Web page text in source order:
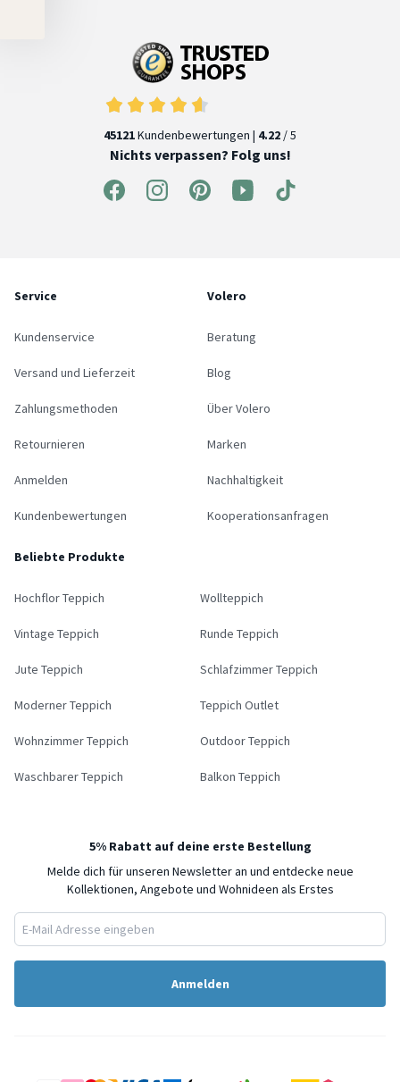
45121Kundenbewertungen | 4.22 / 5
Nichts verpassen? Folg uns!
Service
Kundenservice
Versand und Lieferzeit
Zahlungsmethoden
Retournieren
Anmelden
Kundenbewertungen
Volero
Beratung
Blog
Über Volero
Marken
Nachhaltigkeit
Kooperationsanfragen
Beliebte Produkte
Hochflor Teppich Wollteppich
Vintage Teppich Runde Teppich
Jute Teppich Schlafzimmer Teppich
Moderner Teppich Teppich Outlet
Wohnzimmer Teppich Outdoor Teppich
Waschbarer Teppich Balkon Teppich
5% Rabatt auf deine erste Bestellung
Melde dich für unseren Newsletter an und entdecke neue
Kollektionen, Angebote und Wohnideen als Erstes
Anmelden